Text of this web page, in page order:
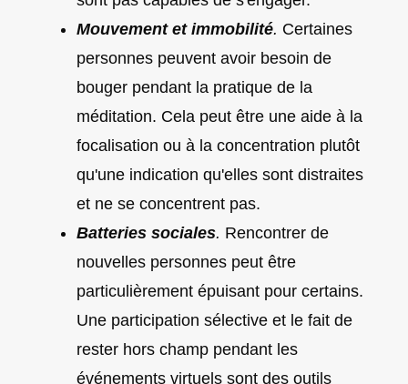
Mouvement et immobilité. Certaines
personnes peuvent avoir besoin de
bouger pendant la pratique de la
méditation. Cela peut être une aide à la
focalisation ou à la concentration plutôt
qu'une indication qu'elles sont distraites
et ne se concentrent pas.
Batteries sociales. Rencontrer de
nouvelles personnes peut être
particulièrement épuisant pour certains.
Une participation sélective et le fait de
rester hors champ pendant les
événements virtuels sont des outils